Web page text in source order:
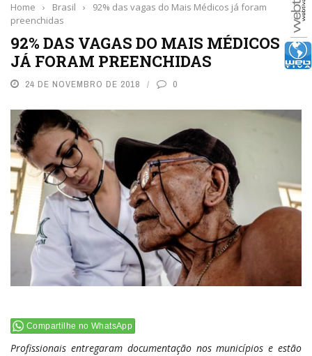
Home › Brasil ›
92% das vagas do Mais Médicos já foram
preenchidas
92% DAS VAGAS DO MAIS MÉDICOS
JÁ FORAM PREENCHIDAS
24 DE NOVEMBRO DE 2018 0
Compartilhe no WhatsApp
Profissionais entregaram documentação nos municípios e estão